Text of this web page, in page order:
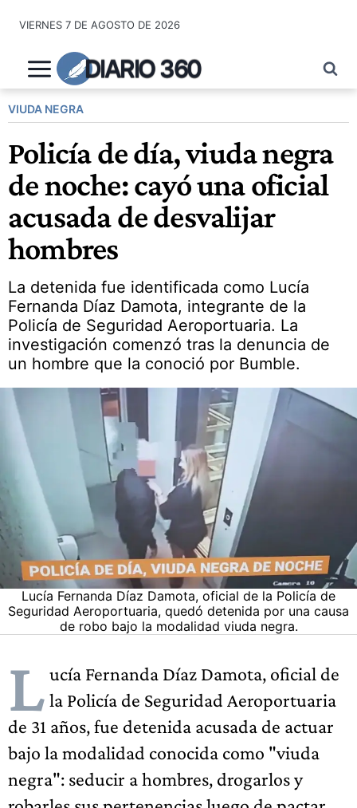
contenido
VIERNES 7 DE AGOSTO DE 2026
DIARIO 360
VIUDA NEGRA
Policía de día, viuda negra
de noche: cayó una oficial
acusada de desvalijar
hombres
La detenida fue identificada como Lucía
Fernanda Díaz Damota, integrante de la
Policía de Seguridad Aeroportuaria. La
investigación comenzó tras la denuncia de
un hombre que la conoció por Bumble.
Lucía Fernanda Díaz Damota, oficial de la Policía de
Seguridad Aeroportuaria, quedó detenida por una causa
de robo bajo la modalidad viuda negra.
L ucía Fernanda Díaz Damota, oficial de
la Policía de Seguridad Aeroportuaria
de 31 años, fue detenida acusada de actuar
bajo la modalidad conocida como "viuda
negra": seducir a hombres, drogarlos y